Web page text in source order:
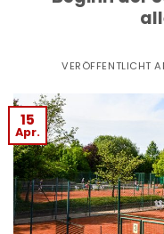
VERÖFFENTLICHT
15
Apr.